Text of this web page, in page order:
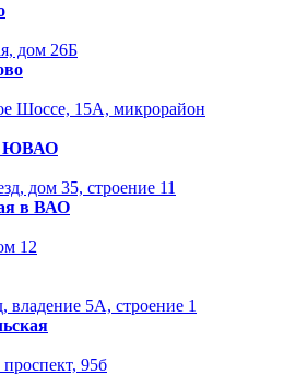
дом 26Б
Шоссе, 15А, микрорайон
ЮВАО
дом 35, строение 11
в ВАО
12
владение 5А, строение 1
95б